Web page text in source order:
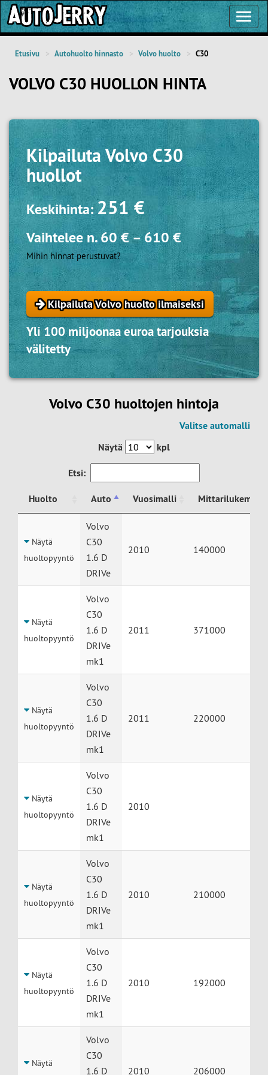
Etusivu Autohuolto hinnasto Volvo huolto C30
VOLVO C30 HUOLLON HINTA
KilpailutaVolvo C30
huollot
Keskihinta:251 €
Vaihtelee n.60 €–610 €
Mihin hinnat perustuvat?
Kilpailuta Volvo huolto ilmaiseksi
Yli 100 miljoonaa euroa tarjouksia
välitetty
Volvo C30 huoltojen hintoja
Valitse automalli
Näytä
kpl
Etsi:
Huolto Auto Vuosimalli
Mittarilukema
Auto
Näytä
huoltopyyntö
Volvo
C30
1.6 D
DRIVe
2010 140000
Näytä
huoltopyyntö
Volvo
C30
1.6 D
DRIVe
mk1
2011 371000
Näytä
huoltopyyntö
Volvo
C30
1.6 D
DRIVe
mk1
2011 220000
Näytä
huoltopyyntö
Volvo
C30
1.6 D
DRIVe
mk1
2010
Näytä
huoltopyyntö
Volvo
C30
1.6 D
DRIVe
mk1
2010 210000
Näytä
huoltopyyntö
Volvo
C30
1.6 D
DRIVe
mk1
2010 192000
Näytä
Volvo
C30
1.6 D
2010 206000